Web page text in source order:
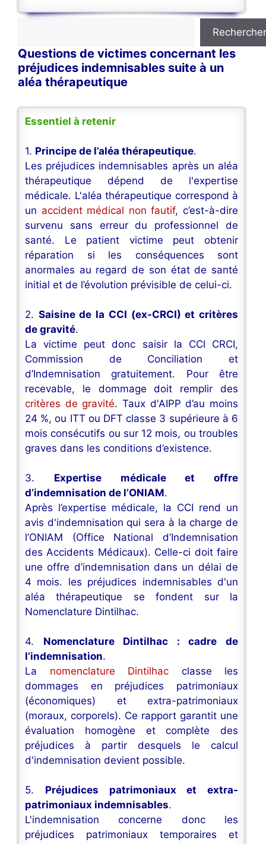
Rechercher
Questions de victimes concernant les
préjudices indemnisables suite à un
aléa thérapeutique
Essentiel à retenir
1. Principe de l’aléa thérapeutique.
Les préjudices indemnisables après un aléa
thérapeutique dépend de l'expertise
médicale. L'aléa thérapeutique correspond à
un accident médical non fautif, c’est-à-dire
survenu sans erreur du professionnel de
santé. Le patient victime peut obtenir
réparation si les conséquences sont
anormales au regard de son état de santé
initial et de l’évolution prévisible de celui-ci.
2. Saisine de la CCI (ex-CRCI) et critères
de gravité.
La victime peut donc saisir la CCI CRCI,
Commission de Conciliation et
d’Indemnisation gratuitement. Pour être
recevable, le dommage doit remplir des
critères de gravité. Taux d'AIPP d’au moins
24 %, ou ITT ou DFT classe 3 supérieure à 6
mois consécutifs ou sur 12 mois, ou troubles
graves dans les conditions d’existence.
3. Expertise médicale et offre
d’indemnisation de l’ONIAM.
Après l’expertise médicale, la CCI rend un
avis d'indemnisation qui sera à la charge de
l’ONIAM (Office National d’Indemnisation
des Accidents Médicaux). Celle-ci doit faire
une offre d’indemnisation dans un délai de
4 mois. les préjudices indemnisables d'un
aléa thérapeutique se fondent sur la
Nomenclature Dintilhac.
4. Nomenclature Dintilhac : cadre de
l’indemnisation.
La nomenclature Dintilhac classe les
dommages en préjudices patrimoniaux
(économiques) et extra-patrimoniaux
(moraux, corporels). Ce rapport garantit une
évaluation homogène et complète des
préjudices à partir desquels le calcul
d'indemnisation devient possible.
5. Préjudices patrimoniaux et extra-
patrimoniaux indemnisables.
L'indemnisation concerne donc les
préjudices patrimoniaux temporaires et